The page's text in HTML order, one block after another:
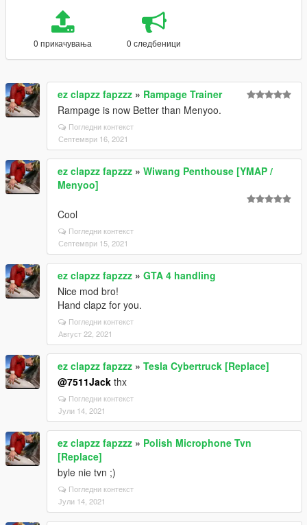
0 прикачувања 0 следбеници
ez clapzz fapzzz » Rampage Trainer
Rampage is now Better than Menyoo.
Погледни контекст
Септември 16, 2021
ez clapzz fapzzz » Wiwang Penthouse [YMAP /
Menyoo]
Cool
Погледни контекст
Септември 15, 2021
ez clapzz fapzzz » GTA 4 handling
Nice mod bro!
Hand clapz for you.
Погледни контекст
Август 22, 2021
ez clapzz fapzzz » Tesla Cybertruck [Replace]
@7511Jack thx
Погледни контекст
Јули 14, 2021
ez clapzz fapzzz » Polish Microphone Tvn
[Replace]
byle nie tvn ;)
Погледни контекст
Јули 14, 2021